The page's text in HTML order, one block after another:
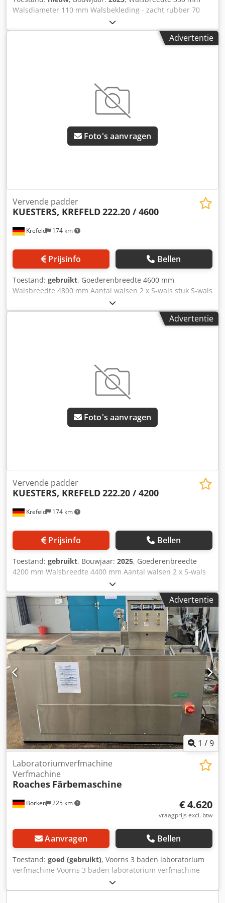
Walsdiameter 110 mm Walsbekleding - zacht rubber 70
Shore Rubberkwaliteit NBR - kwaliteit Luchtdruk max. 4 bar
Lijndruk 28 N / mm Vloeistofinhoud twikkel - 0,3 liter
Vloeistofinhoud bak - 1,3 liter Dcodpfsu Dn Uvsx Ah Dek
wals laboratorium foulard voor horizontale en verticale
walsopstelling, Omschakeling van horizontale naar
verticale walsopstelling gebeurt door eenvoudige
verplaatsing van de bovenste perswals met de
drukcilinders. Kleine flotatiebak voor verticale
walsopstelling, Inhoud 1,3 liter, met regelbare
aandrijfmotor, Directe aandrijving op de vaste wals. Via
Advertentie
Foto's aanvragen
Krefeld 174 km
Vervende padder
KUESTERS, KREFELD222.20 / 4600
Prijsinfo Bellen
Toestand: gebruikt, Goederenbreedte 4600 mm
Walsbreedte 4800 mm Aantal walsen 2 x S-wals stuk S-wals
- diameter 350 mm Walsbekleding - zacht rubber 75
graden Shore Lijndruk 50 N / mm Totale druk 24 ton
Flottage-inhoud ca. 130 liter Dodewva Hcepfx Ah Deck
opgesteld, met flottagebak met geleidewals en verdringer,
Machine wordt volledig gereviseerd voor levering, wij
leveren met 'garantie', (Foto toont een vergelijkbare
machine na revisie) Nieuwe aandrijving wordt naar
toepassingsvereiste ontworpen, Kosten ca. 10.000–12.000.
Garantie: 6 maanden
Advertentie
Foto's aanvragen
Krefeld 174 km
Vervende padder
KUESTERS, KREFELD222.20 / 4200
Prijsinfo Bellen
Toestand: gebruikt, Bouwjaar: 2025, Goederenbreedte
4200 mm Walsbreedte 4400 mm Aantal walsen 2 x S-wals
stuks S-wals - diameter 350 mm Walsbekleding - zacht
rubber 75 graden shore Lijnendruk 50 N / mm Totale druk
22 ton Vloeistofinhoud ca. 130 liter Goederenvoering voor
geweven textiel met gebogen breedtehouder vóór de voeg
Dcjdpewva E Sjfx Ah Dek Aandrijfas zonder aandrijving
Verf-foulard met 2 "zwevende walsen" horizontaal
opgesteld, met vloeistofbak met geleidewals en verdringer,
Machine wordt volledig nieuw opgebouwd, wij leveren met
"garantie", (Foto toont een vergelijkbare machine in
leveringsstaat) Nieuwe aandrijving wordt ontworpen
volgens het toepassingsgeval, Kosten ca. 22.000,--
Garantie: 7 maanden
Advertentie
1 /9
Borken 225 km
Laboratoriumverfmachine
Verfmachine
Roaches Färbemaschine
€ 4.620
vraagprijs excl. btw
Aanvragen Bellen
Toestand: goed (gebruikt), Voorns 3 baden laboratorium
verfmachine Voorns 3 baden laboratorium verfmachine
400 V 6600 W 10 A HxBxD= 920 x 1760 x 450 mm Dcjdpfx
Ahjuzhqro Dok Financiering via onze bank is ook mogelijk.